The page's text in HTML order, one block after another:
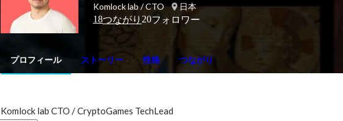
Komlock lab / CTO
日本
18つながり 20フォロワー
プロフィール ストーリー 性格 つながり
Komlock lab CTO / CryptoGames TechLead